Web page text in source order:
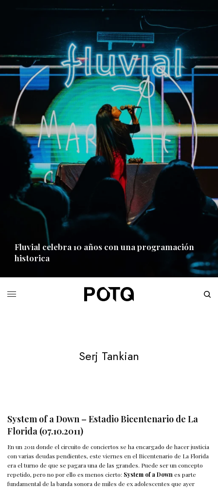
Fluvial celebra 10 años con una programación
historica
Serj Tankian
System of a Down – Estadio Bicentenario de La
Florida (07.10.2011)
En un 2011 donde el circuito de conciertos se ha encargado de hacer justicia
con varias deudas pendientes, este viernes en el Bicentenario de La Florida
era el turno de que se pagara una de las grandes. Puede ser un concepto
repetido, pero no por ello es menos cierto: System of a Down es parte
fundamental de la banda sonora de miles de ex adolescentes que ayer